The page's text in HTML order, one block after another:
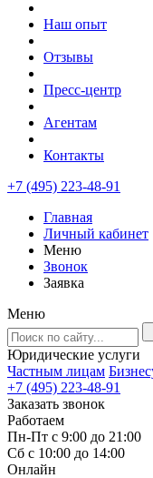
Наш опыт
Отзывы
Пресс-центр
Агентам
Контакты
+7 (495) 223-48-91
Главная
Личный кабинет
Меню
Звонок
Заявка
Меню
Юридические услуги
Частным лицам
+7 (495) 223-48-91
Заказать звонок
Работаем
Пн-Пт с 9:00 до 21:00
Сб с 10:00 до 14:00
Онлайн